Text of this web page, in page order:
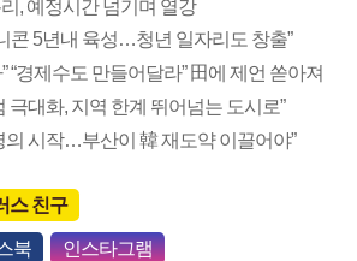
, 예정시간 넘기며 열강
콘 5년내 육성…청년 일자리도 창출”
“경제수도 만들어달라” 田에 제언 쏟아져
극대화, 지역 한계 뛰어넘는 도시로”
의 시작…부산이 韓 재도약 이끌어야”
스 친구
북 인스타그램